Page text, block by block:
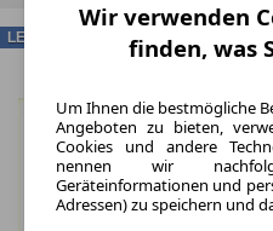
LEASING
Wir verwenden
finden, was
Um Ihnen die bestmögliche
Angeboten zu bieten,
Cookies und andere
nennen wir
Geräteinformationen und
Adressen) zu speichern und